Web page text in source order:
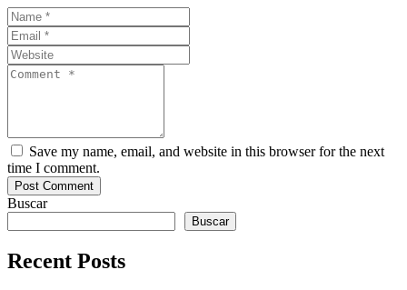
Save my name, email, and website in this browser for the next
time I comment.
Buscar
Buscar
Recent Posts